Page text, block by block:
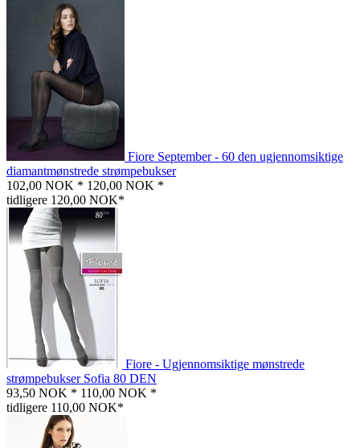
Fiore September - 60 den ugjennomsiktige
diamantmønstrede strømpebukser
102,00 NOK * 120,00 NOK *
tidligere 120,00 NOK*
Fiore - Ugjennomsiktige mønstrede
strømpebukser Sofia 80 DEN
93,50 NOK * 110,00 NOK *
tidligere 110,00 NOK*